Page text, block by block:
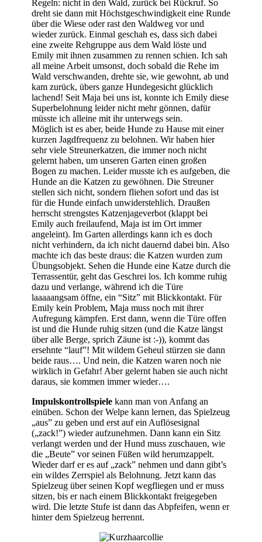
Regeln: nicht in den Wald, zurück bei Rückruf. So
dreht sie dann mit Höchstgeschwindigkeit eine Runde
über die Wiese oder rast den Waldweg vor und
wieder zurück. Einmal geschah es, dass sich dabei
eine zweite Rehgruppe aus dem Wald löste und
Emily mit ihnen zusammen zu rennen schien. Ich sah
all meine Arbeit umsonst, doch sobald die Rehe im
Wald verschwanden, drehte sie, wie gewohnt, ab und
kam zurück, übers ganze Hundegesicht glücklich
lachend! Seit Maja bei uns ist, konnte ich Emily diese
Superbelohnung leider nicht mehr gönnen, dafür
müsste ich alleine mit ihr unterwegs sein.
Möglich ist es aber, beide Hunde zu Hause mit einer
kurzen Jagdfrequenz zu belohnen. Wir haben hier
sehr viele Streunerkatzen, die immer noch nicht
gelernt haben, um unseren Garten einen großen
Bogen zu machen. Leider musste ich es aufgeben, die
Hunde an die Katzen zu gewöhnen. Die Streuner
stellen sich nicht, sondern fliehen sofort und das ist
für die Hunde einfach unwiderstehlich. Draußen
herrscht strengstes Katzenjageverbot (klappt bei
Emily auch freilaufend, Maja ist im Ort immer
angeleint). Im Garten allerdings kann ich es doch
nicht verhindern, da ich nicht dauernd dabei bin. Also
machte ich das beste draus: die Katzen wurden zum
Übungsobjekt. Sehen die Hunde eine Katze durch die
Terrassentür, geht das Geschrei los. Ich komme ruhig
dazu und verlange, während ich die Türe
laaaaangsam öffne, ein “Sitz” mit Blickkontakt. Für
Emily kein Problem, Maja muss noch mit ihrer
Aufregung kämpfen. Erst dann, wenn die Türe offen
ist und die Hunde ruhig sitzen (und die Katze längst
über alle Berge, sprich Zäune ist :-)), kommt das
ersehnte “lauf”! Mit wildem Geheul stürzen sie dann
beide raus…. Und nein, die Katzen waren noch nie
wirklich in Gefahr! Aber gelernt haben sie auch nicht
daraus, sie kommen immer wieder….
Impulskontrollspiele kann man von Anfang an
einüben. Schon der Welpe kann lernen, das Spielzeug
„aus” zu geben und erst auf ein Auflösesignal
(„zack!”) wieder aufzunehmen. Dann kann ein Sitz
verlangt werden und der Hund muss zuschauen, wie
die „Beute” vor seinen Füßen wild herumzappelt.
Wieder darf er es auf „zack” nehmen und dann gibt’s
ein wildes Zerrspiel als Belohnung. Jetzt kann das
Spielzeug über seinen Kopf wegfliegen und er muss
sitzen, bis er nach einem Blickkontakt freigegeben
wird. Die letzte Stufe ist dann das Abpfeifen, wenn er
hinter dem Spielzeug herrennt.